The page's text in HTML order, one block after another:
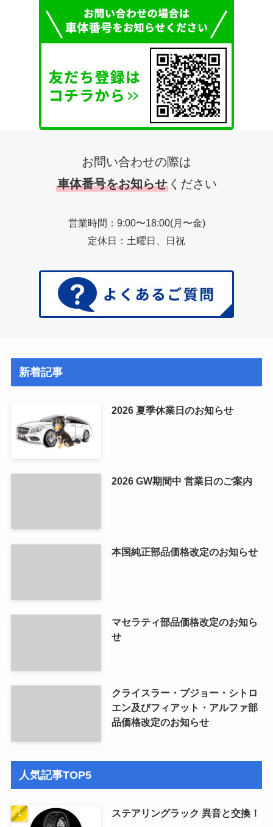
お問い合わせの際は
車体番号をお知らせ ください
営業時間：9:00〜18:00(月〜金)
定休日：土曜日、日祝
新着記事
2026 夏季休業日のお知らせ
2026 GW期間中 営業日のご案内
本国純正部品価格改定のお知らせ
マセラティ部品価格改定のお知ら
せ
クライスラー・プジョー・シトロ
エン及びフィアット・アルファ部
品価格改定のお知らせ
人気記事TOP5
ステアリングラック 異音と交換！